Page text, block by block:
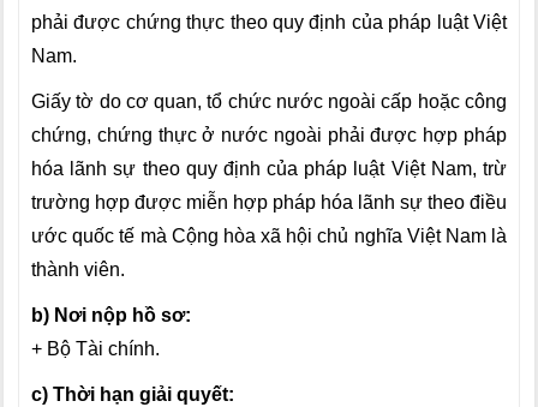
phải được chứng thực theo quy định của pháp luật Việt
Nam.
Giấy tờ do cơ quan, tổ chức nước ngoài cấp hoặc công
chứng, chứng thực ở nước ngoài phải được hợp pháp
hóa lãnh sự theo quy định của pháp luật Việt Nam, trừ
trường hợp được miễn hợp pháp hóa lãnh sự theo điều
ước quốc tế mà Cộng hòa xã hội chủ nghĩa Việt Nam là
thành viên.
b) Nơi nộp hồ sơ:
+ Bộ Tài chính.
c) Thời hạn giải quyết: